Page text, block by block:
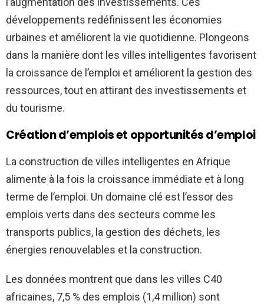
développements redéfinissent les économies
urbaines et améliorent la vie quotidienne. Plongeons
dans la manière dont les villes intelligentes favorisent
la croissance de l’emploi et améliorent la gestion des
ressources, tout en attirant des investissements et
du tourisme.
Création d’emplois et opportunités d’emploi
La construction de villes intelligentes en Afrique
alimente à la fois la croissance immédiate et à long
terme de l’emploi. Un domaine clé est l’essor des
emplois verts dans des secteurs comme les
transports publics, la gestion des déchets, les
énergies renouvelables et la construction.
Les données montrent que dans les villes C40
africaines, 7,5 % des emplois (1,4 million) sont